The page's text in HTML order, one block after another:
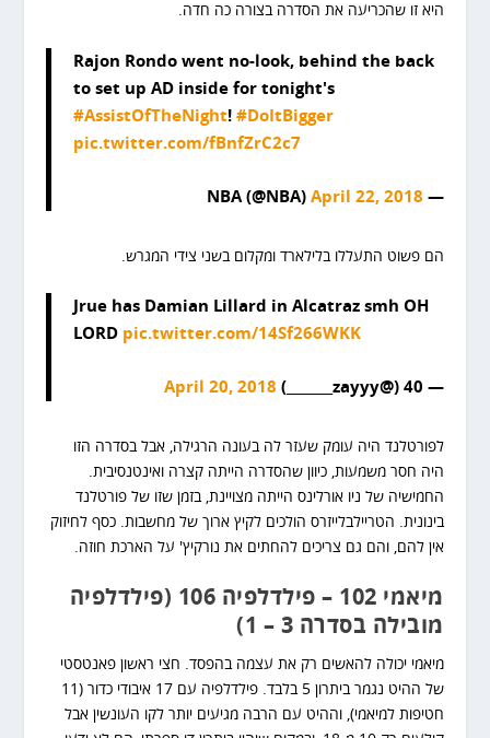
היא זו שהכריעה את הסדרה בצורה כה חדה.
Rajon Rondo went no-look, behind the back
to set up AD inside for tonight's
#AssistOfTheNight!#DoItBigger
pic.twitter.com/fBnfZrC2c7
— NBA (@NBA)
April 22, 2018
הם פשוט התעללו בלילארד ומקלום בשני צידי המגרש.
Jrue has Damian Lillard in Alcatraz smh OH
LORD pic.twitter.com/14Sf266WKK
— 40 (@zayyy_______)
April 20, 2018
לפורטלנד היה עומק שעזר לה בעונה הרגילה, אבל בסדרה הזו
היה חסר משמעות, כיוון שהסדרה הייתה קצרה ואינטנסיבית.
החמישיה של ניו אורלינס הייתה מצויינת, בזמן שזו של פורטלנד
בינונית. הטריילבלייזרס הולכים לקיץ ארוך של מחשבות. כסף לחיזוק
אין להם, והם גם צריכים להחתים את נורקיץ' על הארכת חוזה.
מיאמי 102 – פילדלפיה 106 (פילדלפיה
מובילה בסדרה 3 – 1)
מיאמי יכולה להאשים רק את עצמה בהפסד. חצי ראשון פאנטסטי
של ההיט נגמר ביתרון 5 בלבד. פילדלפיה עם 17 איבודי כדור (11
חטיפות למיאמי), וההיט עם הרבה מגיעים יותר לקו העונשין אבל